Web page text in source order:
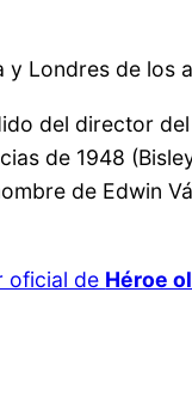
Londres de
del director
de 1948
de Edwin
oficial de Héroe